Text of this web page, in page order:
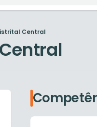
Central